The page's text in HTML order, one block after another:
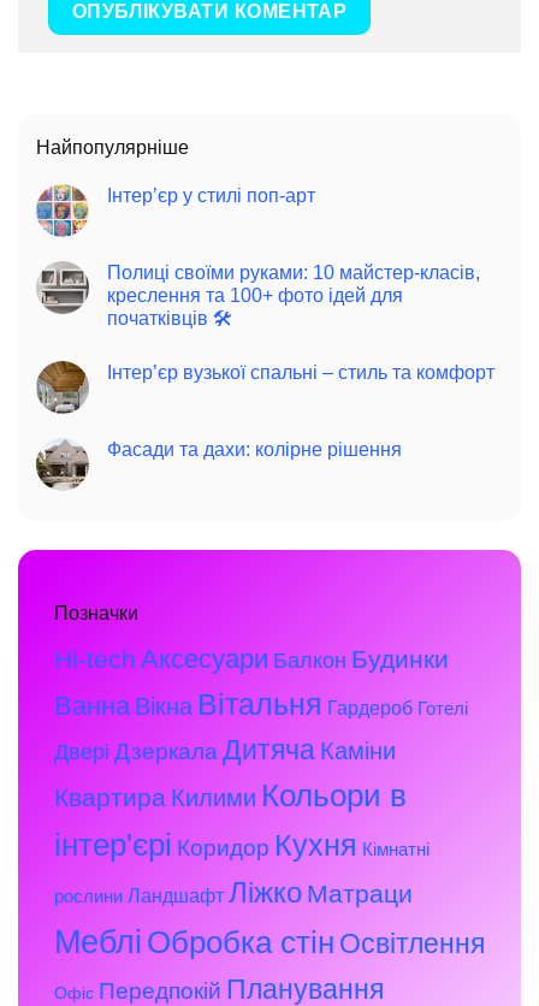
Найпопулярніше
Інтер’єр у стилі поп-арт
Полиці своїми руками: 10 майстер-класів,
креслення та 100+ фото ідей для
початківців 🛠️
Інтер’єр вузької спальні – стиль та комфорт
Фасади та дахи: колірне рішення
Позначки
Hi-tech Аксесуари Балкон Будинки
Ванна Вікна Вітальня Гардероб Готелі
Двері Дзеркала Дитяча Каміни
Квартира Килими Кольори в
інтер'єрі Коридор Кухня Кімнатні
рослини Ландшафт Ліжко Матраци
Меблі Обробка стін Освітлення
Офіс Передпокій Планування